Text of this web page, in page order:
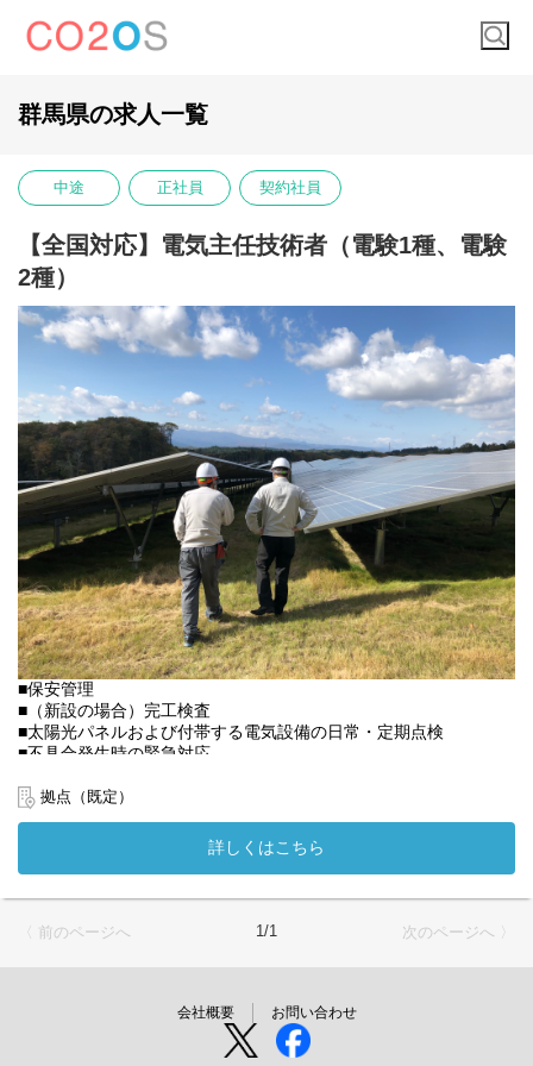
群馬県の求人一覧
中途 正社員 契約社員
【全国対応】電気主任技術者（電験1種、電験
2種）
■保安管理
■（新設の場合）完工検査
■太陽光パネルおよび付帯する電気設備の日常・定期点検
■不具合発生時の緊急対応
■修繕工事立会い
発電所によって業務内容が少し異なる場合がございます。
拠点（既定）
詳しくはこちら
〈 前のページへ 1/1 次のページへ 〉
会社概要 お問い合わせ